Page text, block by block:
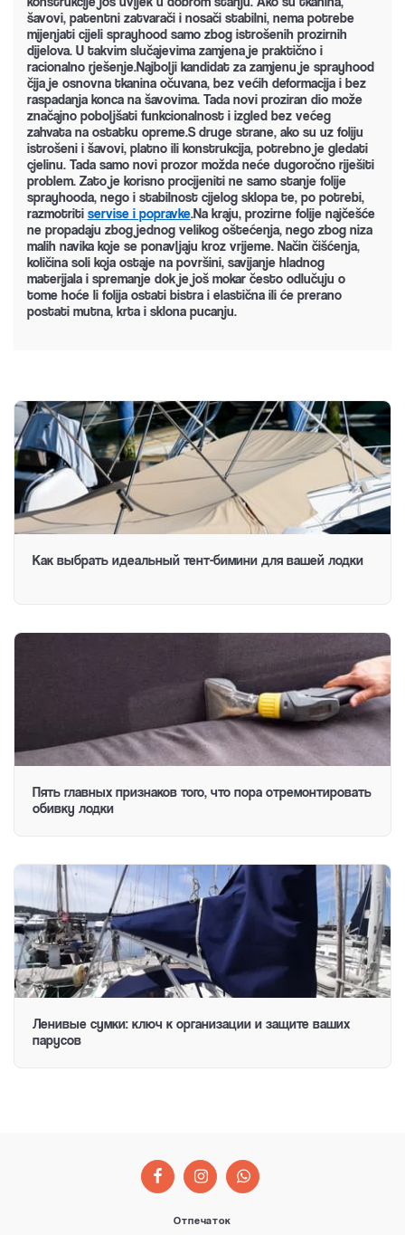
šavovi, patentni zatvarači i nosači stabilni, nema potrebe
mijenjati cijeli sprayhood samo zbog istrošenih prozirnih
dijelova. U takvim slučajevima zamjena je praktično i
racionalno rješenje.Najbolji kandidat za zamjenu je sprayhood
čija je osnovna tkanina očuvana, bez većih deformacija i bez
raspadanja konca na šavovima. Tada novi proziran dio može
značajno poboljšati funkcionalnost i izgled bez većeg
zahvata na ostatku opreme.S druge strane, ako su uz foliju
istrošeni i šavovi, platno ili konstrukcija, potrebno je gledati
cjelinu. Tada samo novi prozor možda neće dugoročno riješiti
problem. Zato je korisno procijeniti ne samo stanje folije
sprayhooda, nego i stabilnost cijelog sklopa te, po potrebi,
razmotriti servise i popravke.Na kraju, prozirne folije najčešće
ne propadaju zbog jednog velikog oštećenja, nego zbog niza
malih navika koje se ponavljaju kroz vrijeme. Način čišćenja,
količina soli koja ostaje na površini, savijanje hladnog
materijala i spremanje dok je još mokar često odlučuju o
tome hoće li folija ostati bistra i elastična ili će prerano
postati mutna, krta i sklona pucanju.
Как выбрать идеальный тент-бимини для вашей лодки
Пять главных признаков того, что пора отремонтировать
обивку лодки
Ленивые сумки: ключ к организации и защите ваших
парусов
Отпечаток